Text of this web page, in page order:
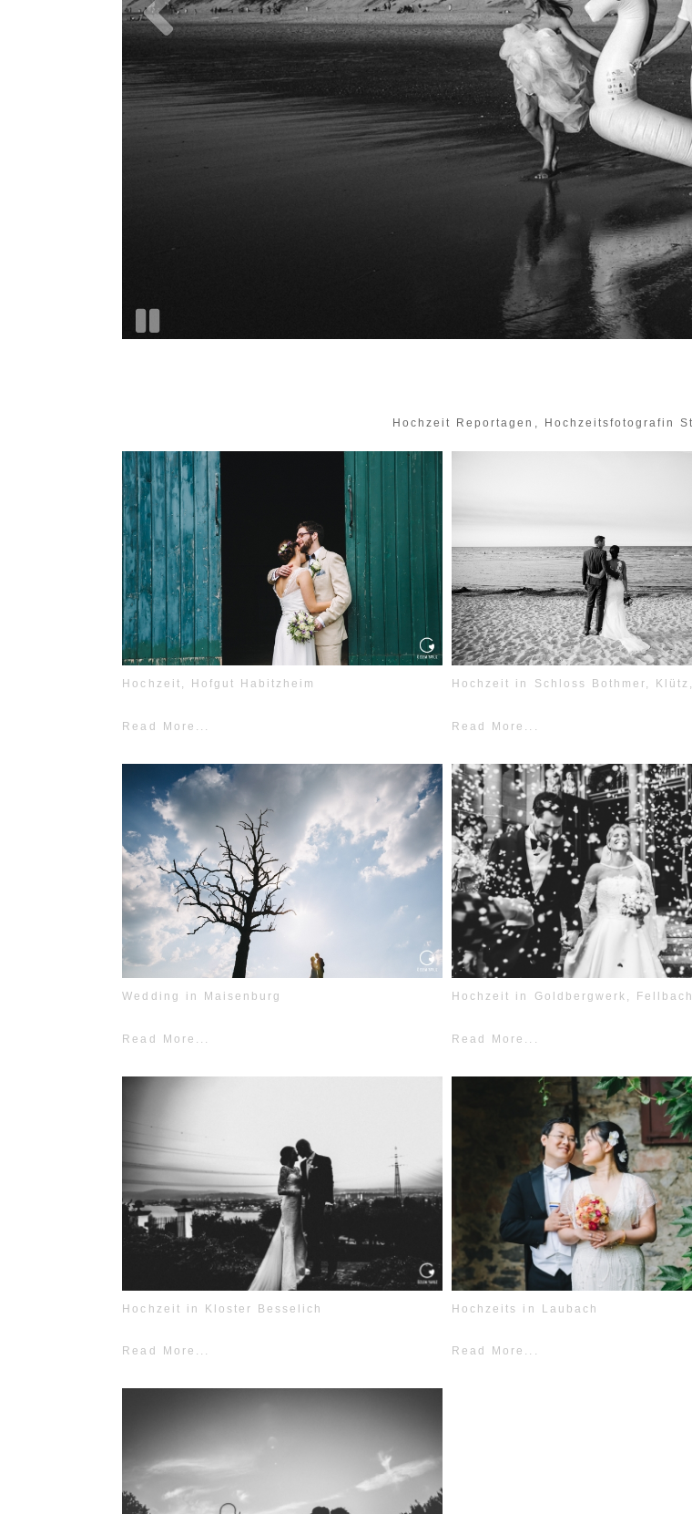
Hochzeit Reportagen, Hochzeitsfotografin
Hochzeit, Hofgut Habitzheim
Read More...
Hochzeit in Schloss Bothmer,
Read More...
Wedding in Maisenburg
Read More...
Hochzeit in Goldbergwerk, Fellbach
Read More...
Hochzeit in Kloster Besselich
Read More...
Hochzeits in Laubach
Read More...